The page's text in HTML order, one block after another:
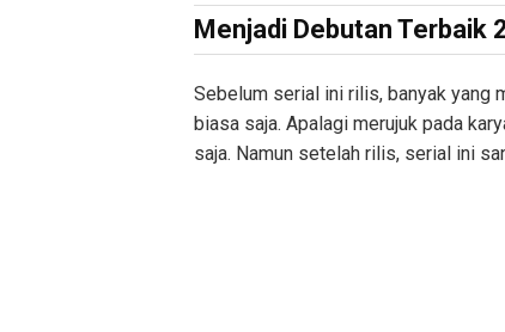
Menjadi Debutan Terbaik
Sebelum serial ini rilis, banyak yang
biasa saja. Apalagi merujuk pada
saja. Namun setelah rilis, serial ini